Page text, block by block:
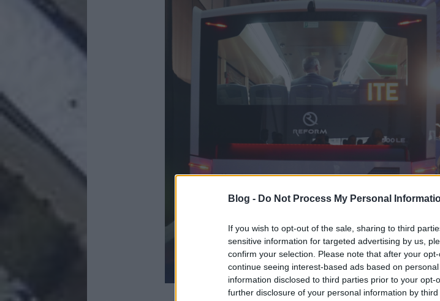
Blog - Do Not Process My Personal
If you wish to opt-out of the sale, sharing to third
sensitive information for targeted advertising by us,
confirm your selection. Please note that after your
continue seeing interest-based ads based on
information disclosed to third parties prior to your
further disclosure of your personal information by